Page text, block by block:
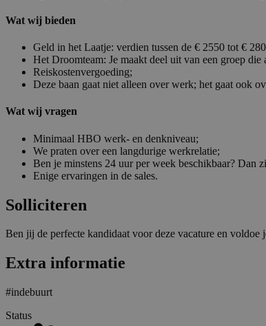
Wat wij bieden
Geld in het Laatje: verdien tussen de € 2550 tot €
Het Droomteam: Je maakt deel uit van een groep
Reiskostenvergoeding;
Deze baan gaat niet alleen over werk; het gaat ook
Wat wij vragen
Minimaal HBO werk- en denkniveau;
We praten over een langdurige werkrelatie;
Ben je minstens 24 uur per week beschikbaar? Dan
Enige ervaringen in de sales.
Solliciteren
Ben jij de perfecte kandidaat voor deze vacature en
Extra informatie
#indebuurt
Status